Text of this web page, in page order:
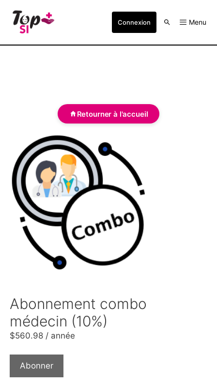
Connexion Menu
Retourner à l'accueil
Abonnement combo
médecin (10%)
$560.98 / année
Abonner